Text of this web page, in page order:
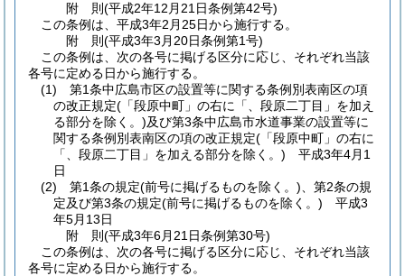
附 則(平成2年12月21日条例第42号)
この条例は、平成3年2月25日から施行する。
附 則(平成3年3月20日条例第1号)
この条例は、次の各号に掲げる区分に応じ、それぞれ当該
各号に定める日から施行する。
(1)
第1条中広島市区の設置等に関する条例別表南区の項
の改正規定(「段原中町」の右に「、段原二丁目」を加え
る部分を除く。)及び第3条中広島市水道事業の設置等に
関する条例別表南区の項の改正規定(「段原中町」の右に
「、段原二丁目」を加える部分を除く。) 平成3年4月1
日
(2)
第1条の規定(前号に掲げるものを除く。) 、第2条の規
定及び第3条の規定(前号に掲げるものを除く。) 平成3
年5月13日
附 則(平成3年6月21日条例第30号)
この条例は、次の各号に掲げる区分に応じ、それぞれ当該
各号に定める日から施行する。